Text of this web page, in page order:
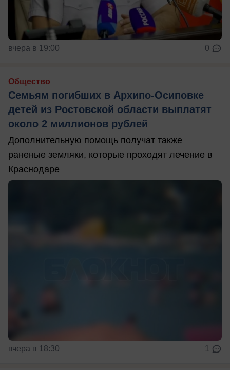
вчера в 19:00 0
Общество
Семьям погибших в Архипо-Осиповке
детей из Ростовской области выплатят
около 2 миллионов рублей
Дополнительную помощь получат также
раненые земляки, которые проходят лечение в
Краснодаре
вчера в 18:30 1